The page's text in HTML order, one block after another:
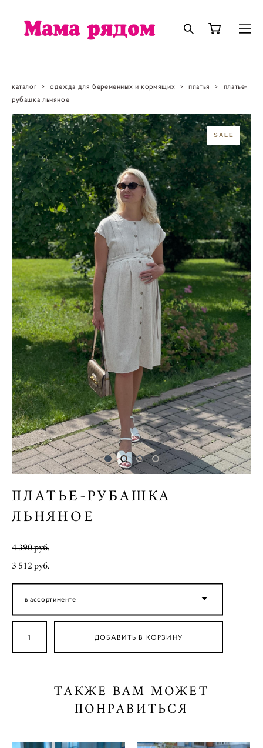
каталог > одежда для беременных и кормящих > платья >
платье-
рубашка льняное
SALE
ПЛАТЬЕ-РУБАШКА
ЛЬНЯНОЕ
4 390 pуб.
3 512 pуб.
в ассортименте
ДОБАВИТЬ В КОРЗИНУ
ТАКЖЕ ВАМ МОЖЕТ
ПОНРАВИТЬСЯ